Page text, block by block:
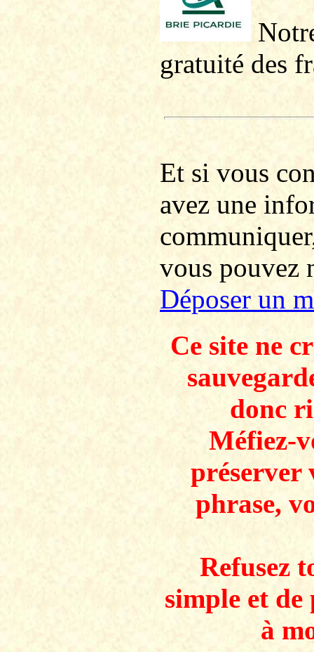
gratuité des
Et si vous
avez une
vous pouvez
Déposer un
Ce site ne
donc
Méfiez-
préserver
phrase,
Refusez
simple et
à